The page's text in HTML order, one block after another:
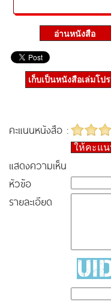
เก็บเป็นหนังสือเล่มโป
คะแนนหนังสือ :
ให้คะแ
แสดงความเห็น
หัวข้อ
รายละเอียด